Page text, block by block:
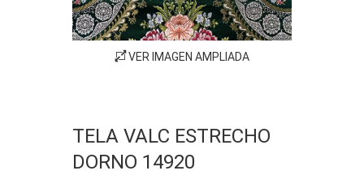
VER IMAGEN AMPLIADA
TELA VALC ESTRECHO
DORNO 14920